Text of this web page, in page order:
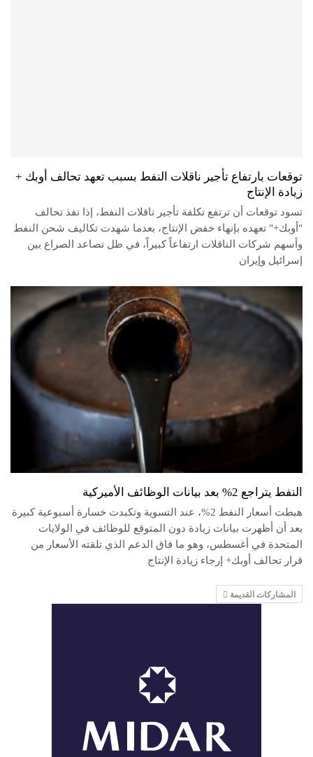
توقعات بارتفاع تأجير ناقلات النفط بسبب تعهد تحالف أوبك +
زيادة الإنتاج
تسود توقعات أن ترتفع تكلفة تأجير ناقلات النفط، إذا نفذ تحالف
"أوبك+" تعهده بإنهاء خفض الإنتاج، بعدما شهدت تكاليف شحن النفط
وأسهم شركات الناقلات ارتفاعاً كبيراً، في ظل تصاعد الصراع بين
إسرائيل وإيران
النفط يتراجع 2% بعد بيانات الوظائف الأميركية
هبطت أسعار النفط 2%، عند التسوية وتكبدت خسارة أسبوعية كبيرة
بعد أن أظهرت بيانات زيادة دون المتوقع للوظائف في الولايات
المتحدة في أغسطس، وهو ما فاق الدعم الذي تلقته الأسعار من
قرار تحالف أوبك+ إرجاء زيادة الإنتاج
المشاركات القديمة